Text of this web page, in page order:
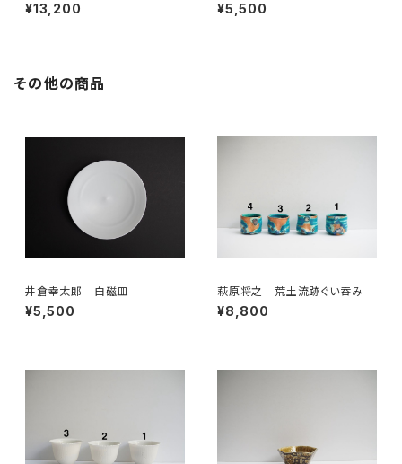
¥13,200 ¥5,500
その他の商品
井倉幸太郎 白磁皿
¥5,500
萩原将之 荒土流跡ぐい吞み
¥8,800